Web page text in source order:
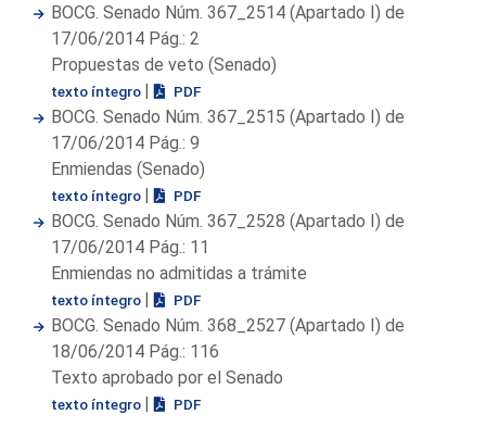
BOCG. Senado Núm. 367_2514 (Apartado I) de
17/06/2014 Pág.: 2
Propuestas de veto (Senado)
texto íntegro | PDF
BOCG. Senado Núm. 367_2515 (Apartado I) de
17/06/2014 Pág.: 9
Enmiendas (Senado)
texto íntegro | PDF
BOCG. Senado Núm. 367_2528 (Apartado I) de
17/06/2014 Pág.: 11
Enmiendas no admitidas a trámite
texto íntegro | PDF
BOCG. Senado Núm. 368_2527 (Apartado I) de
18/06/2014 Pág.: 116
Texto aprobado por el Senado
texto íntegro | PDF